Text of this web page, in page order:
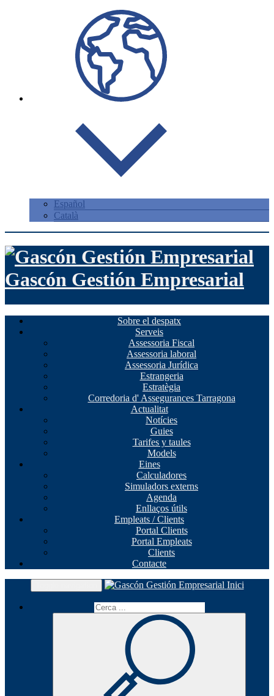
Español
Català
Gascón Gestión Empresarial
Sobre el despatx
Serveis
Assessoria Fiscal
Assessoria laboral
Assessoria Jurídica
Estrangeria
Estratègia
Corredoria d' Assegurances Tarragona
Actualitat
Notícies
Guies
Tarifes y taules
Models
Eines
Calculadores
Simuladors externs
Agenda
Enllaços útils
Empleats / Clients
Portal Clients
Portal Empleats
Clients
Contacte
Inici